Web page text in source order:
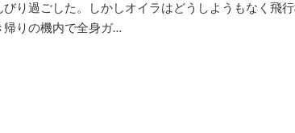
びり過ごした。しかしオイラはどうしようもなく飛
帰りの機内で全身ガ…